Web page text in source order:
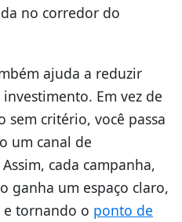
no corredor do
ajuda a reduzir
Em vez de
critério, você passa
um canal de
cada campanha,
ganha um espaço claro,
e tornando o ponto de